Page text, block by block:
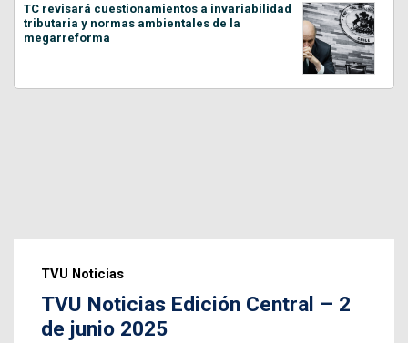
TC revisará cuestionamientos a invariabilidad
tributaria y normas ambientales de la
megarreforma
TVU Noticias
TVU Noticias Edición Central – 2
de junio 2025